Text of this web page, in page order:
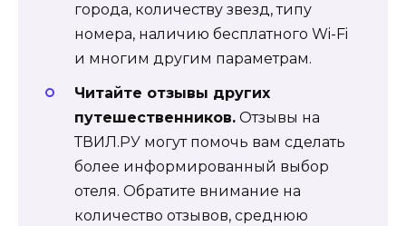
города, количеству звезд, типу
номера, наличию бесплатного Wi-Fi
и многим другим параметрам.
Читайте отзывы других
путешественников. Отзывы на
ТВИЛ.РУ могут помочь вам сделать
более информированный выбор
отеля. Обратите внимание на
количество отзывов, среднюю